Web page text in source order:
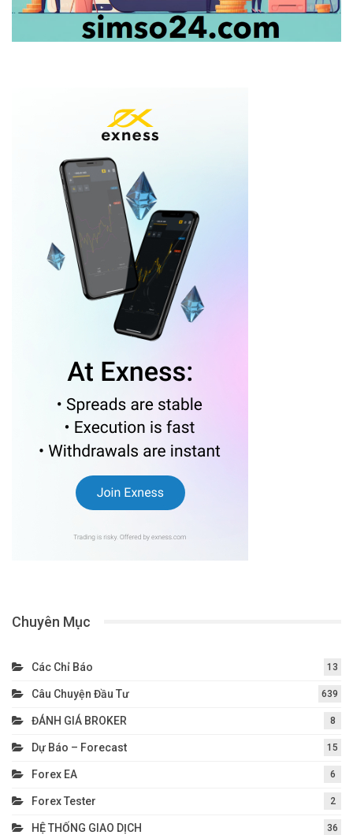
Chuyên Mục
Các Chỉ Báo 13
Câu Chuyện Đầu Tư 639
ĐÁNH GIÁ BROKER 8
Dự Báo – Forecast 15
Forex EA 6
Forex Tester 2
HỆ THỐNG GIAO DỊCH 36